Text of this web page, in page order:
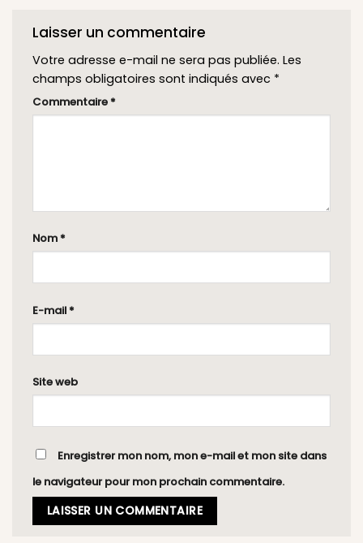
Laisser un commentaire
Votre adresse e-mail ne sera pas publiée. Les
champs obligatoires sont indiqués avec *
Commentaire *
Nom *
E-mail *
Site web
Enregistrer mon nom, mon e-mail et mon site dans
le navigateur pour mon prochain commentaire.